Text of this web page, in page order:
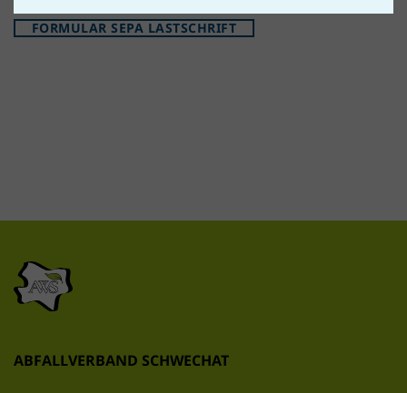
FORMULAR SEPA LASTSCHRIFT
ABFALLVERBAND SCHWECHAT